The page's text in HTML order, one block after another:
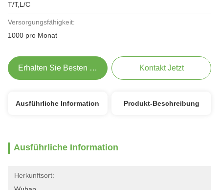
T/T,L/C
Versorgungsfähigkeit:
1000 pro Monat
Erhalten Sie Besten Preis Kontakt Jetzt
Ausführliche Information Produkt-Beschreibung
Ausführliche Information
Herkunftsort: